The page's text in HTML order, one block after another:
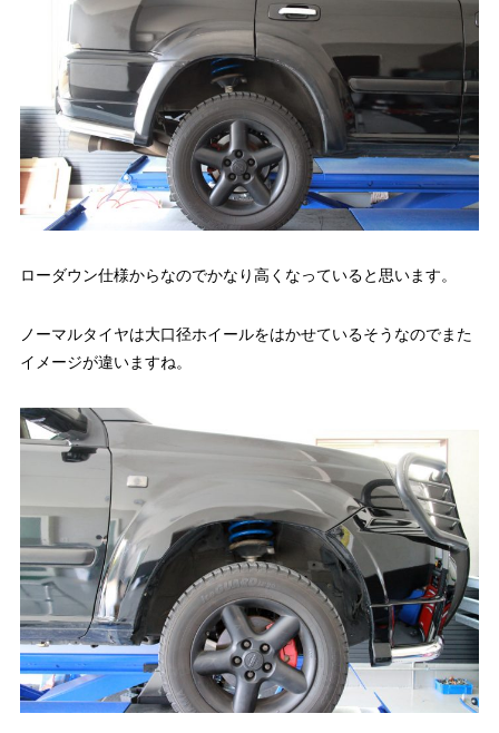
ローダウン仕様からなのでかなり高くなっていると思います。
ノーマルタイヤは大口径ホイールをはかせているそうなのでまた
イメージが違いますね。